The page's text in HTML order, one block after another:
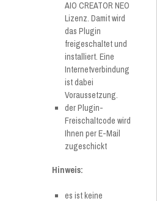
AIO CREATOR NEO
Lizenz. Damit wird
das Plugin
freigeschaltet und
installiert. Eine
Internetverbindung
ist dabei
Voraussetzung.
der Plugin-
Freischaltcode wird
Ihnen per E-Mail
zugeschickt
Hinweis:
es ist keine